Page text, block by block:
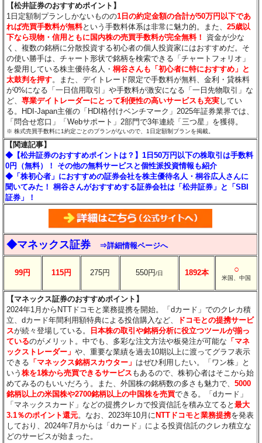
【松井証券のおすすめポイント】
1日定額制プランしかないものの1日の約定金額の合計が50万円以下であ
れば売買手数料が無料という手数料体系は非常に魅力的。また、25歳以
下なら現物・信用ともに国内株の売買手数料が完全無料！
資金が少な
く、複数の銘柄に分散投資する初心者の個人投資家にはおすすめだ。そ
の使い勝手は、チャート形状で銘柄を検索できる「チャートフォリオ」
を愛用している株主優待名人・桐谷さんも「初心者に特におすすめ」と
太鼓判を押す。また、デイトレード限定で手数料が無料、金利・貸株料
が0%になる「一日信用取引」や手数料が激安になる「一日先物取引」な
ど、専業デイトレーダーにとって利便性の高いサービスも充実してい
る。HDI-Japan主催の「HDI格付けベンチマーク」2025年証券業界では、
「問合せ窓口」「Webサポート」2部門で3年連続「三つ星」を獲得。
※ 株式売買手数料に1約定ごとのプランがないので、1日定額制プランを掲載。
【関連記事】
◆【松井証券のおすすめポイントは？】1日50万円以下の株取引は手数料
0円（無料）！ その他の無料サービスと個性派投資情報も紹介
◆「株初心者」におすすめの証券会社を株主優待名人・桐谷広人さんに
聞いてみた！ 桐谷さんがおすすめする証券会社は「松井証券」と「SBI
証券」！
◆マネックス証券 ⇒詳細情報ページへ
99円 115円 275円 550円/日 1892本 ○
米国、中国
【マネックス証券のおすすめポイント】
2024年1月からNTTドコモと業務提携を開始。「dカード」でのクレカ積
立、dカード年間利用額特典による投信購入など、
ドコモとの提携サービ
スが続々登場している。
日本株の取引や銘柄分析に役立つツールが揃っ
ているのがメリット。中でも、多彩な注文方法や板発注が可能な 「マネ
ックストレーダー」や、重要な業績を過去10期以上に渡ってグラフ表示
できる 「マネックス銘柄スカウター」 はぜひ利用したい。「ワン株」と
いう株を1株から売買できるサービス もあるので、株初心者はそこから始
めてみるのもいいだろう。また、外国株の銘柄数の多さも魅力で、5000
銘柄以上の米国株や2700銘柄以上の中国株を売買できる。「dカード」
「マネックスカード」などの提携クレカで投資信託を積み立てると最大
3.1％のポイント還元。なお、2023年10月にNTTドコモと業務提携を発表
しており、2024年7月からは「dカード」による投資信託のクレカ積立な
どのサービスが始まった。